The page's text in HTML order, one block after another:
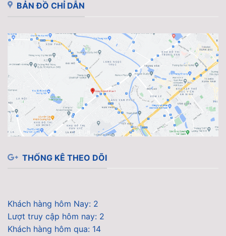
BẢN ĐỒ CHỈ DẪN
THỐNG KÊ THEO DÕI
Khách hàng hôm Nay: 2
Lượt truy cập hôm nay: 2
Khách hàng hôm qua: 14